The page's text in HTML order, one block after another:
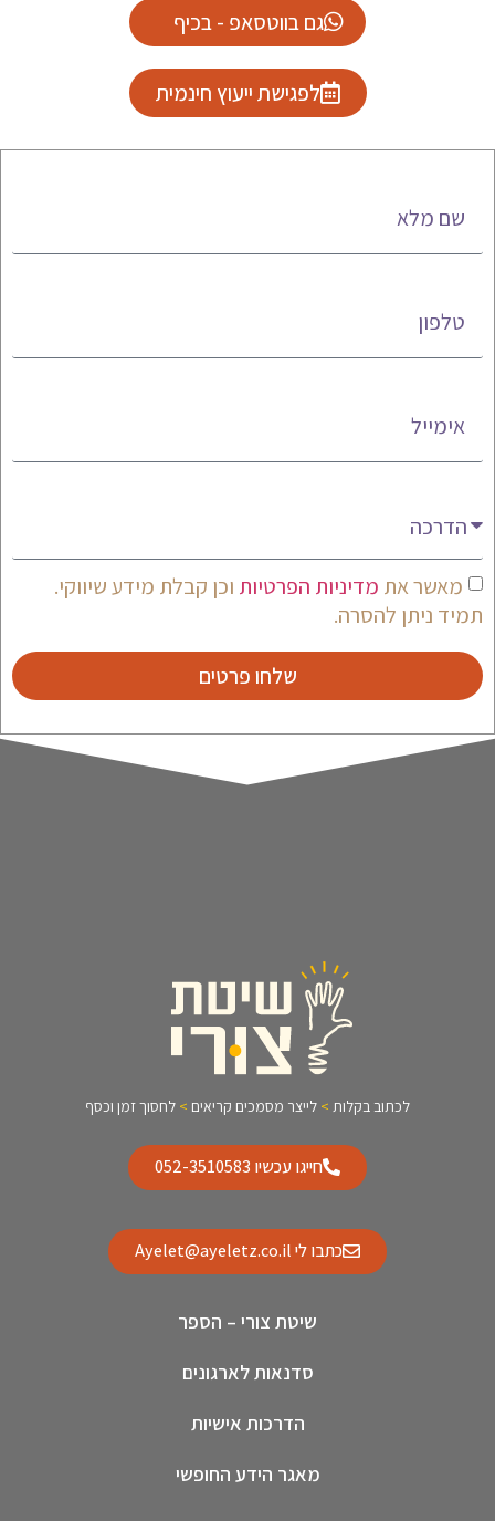
גם בווטסאפ - בכיף
לפגישת ייעוץ חינמית
מאשר את מדיניות הפרטיות וכן קבלת מידע שיווקי.
תמיד ניתן להסרה.
שלחו פרטים
לכתוב בקלות > לייצר מסמכים קריאים > לחסוך זמן וכסף
חייגו עכשיו 052-3510583
כתבו לי Ayelet@ayeletz.co.il
שיטת צורי – הספר
סדנאות לארגונים
הדרכות אישיות
מאגר הידע החופשי